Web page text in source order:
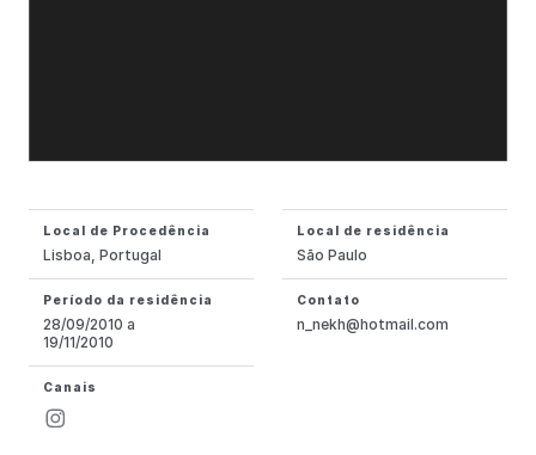
Local de Procedência
Lisboa, Portugal
Local de residência
São Paulo
Período da residência
28/09/2010 a
19/11/2010
Contato
n_nekh@hotmail.com
Canais